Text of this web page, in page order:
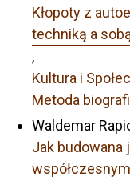
Kłopoty z
techniką a
,
Kultura i
Metoda
Waldemar
Jak